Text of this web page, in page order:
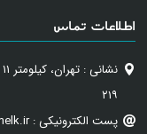
اطلاعات تماس
۲۱۹
پست الکترونیکی : info@paytakhtmelk.ir